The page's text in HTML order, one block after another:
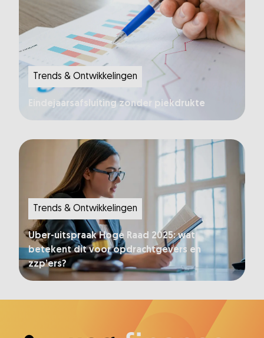
Trends & Ontwikkelingen
Eindejaarsafsluiting zonder piekdrukte
Trends & Ontwikkelingen
Uber-uitspraak Hoge Raad 2025: wat
betekent dit voor opdrachtgevers en
zzp’ers?